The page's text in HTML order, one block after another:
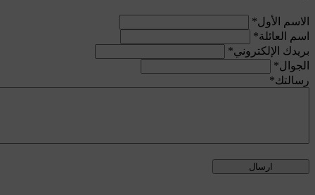
الاسم الأول*
اسم العائلة*
بريدك الإلكتروني*
الجوال*
رسالتك*